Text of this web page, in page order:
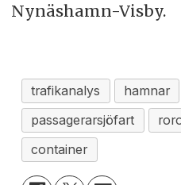
Nynäshamn-Visby.
trafikanalys hamnar
passagerarsjöfart
container